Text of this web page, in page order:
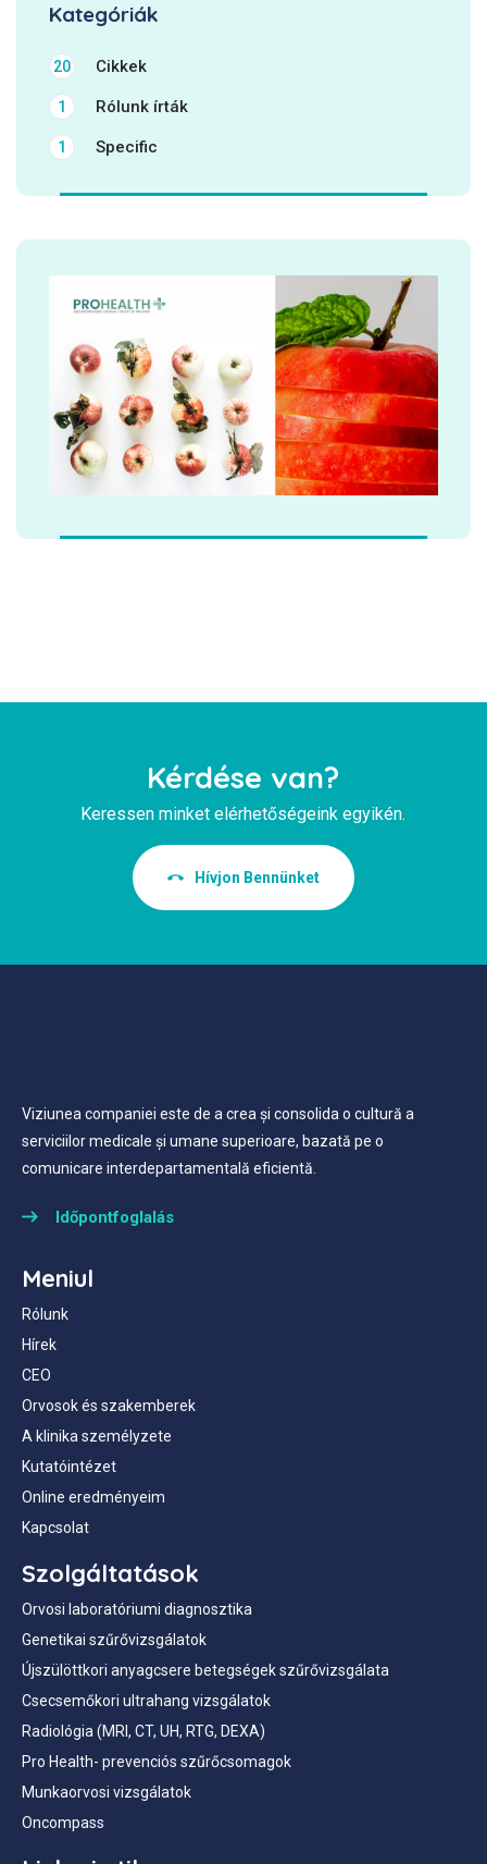
Kategóriák
Cikkek
20
Rólunk írták
1
Specific
1
Kérdése van?
Keressen minket elérhetőségeink egyikén.
Hívjon Bennünket
Viziunea companiei este de a crea și consolida o cultură a
serviciilor medicale și umane superioare, bazată pe o
comunicare interdepartamentală eficientă.
Időpontfoglalás
Meniul
Rólunk
Hírek
CEO
Orvosok és szakemberek
A klinika személyzete
Kutatóintézet
Online eredményeim
Kapcsolat
Szolgáltatások
Orvosi laboratóriumi diagnosztika
Genetikai szűrővizsgálatok
Újszülöttkori anyagcsere betegségek szűrővizsgálata
Csecsemőkori ultrahang vizsgálatok
Radiológia (MRI, CT, UH, RTG, DEXA)
Pro Health- prevenciós szűrőcsomagok
Munkaorvosi vizsgálatok
Oncompass